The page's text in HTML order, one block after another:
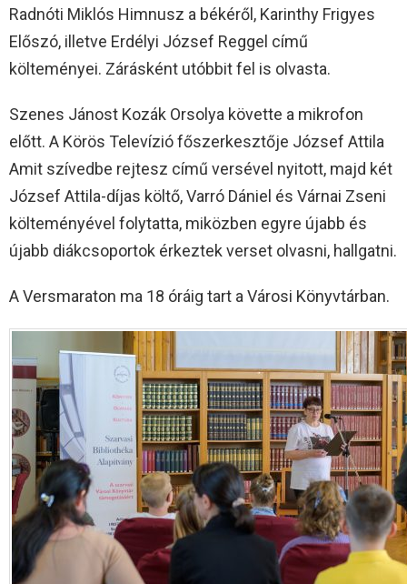
Radnóti Miklós Himnusz a békéről, Karinthy Frigyes
Előszó, illetve Erdélyi József Reggel című
költeményei. Zárásként utóbbit fel is olvasta.
Szenes Jánost Kozák Orsolya követte a mikrofon
előtt. A Körös Televízió főszerkesztője József Attila
Amit szívedbe rejtesz című versével nyitott, majd két
József Attila-díjas költő, Varró Dániel és Várnai Zseni
költeményével folytatta, miközben egyre újabb és
újabb diákcsoportok érkeztek verset olvasni, hallgatni.
A Versmaraton ma 18 óráig tart a Városi Könyvtárban.